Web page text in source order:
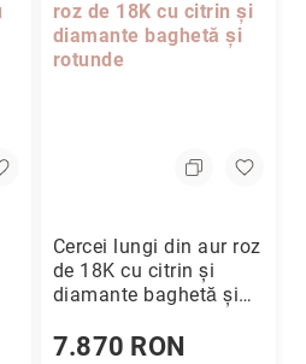
Cercei lungi din aur roz
de 18K cu citrin și
diamante baghetă și
7.870 RON